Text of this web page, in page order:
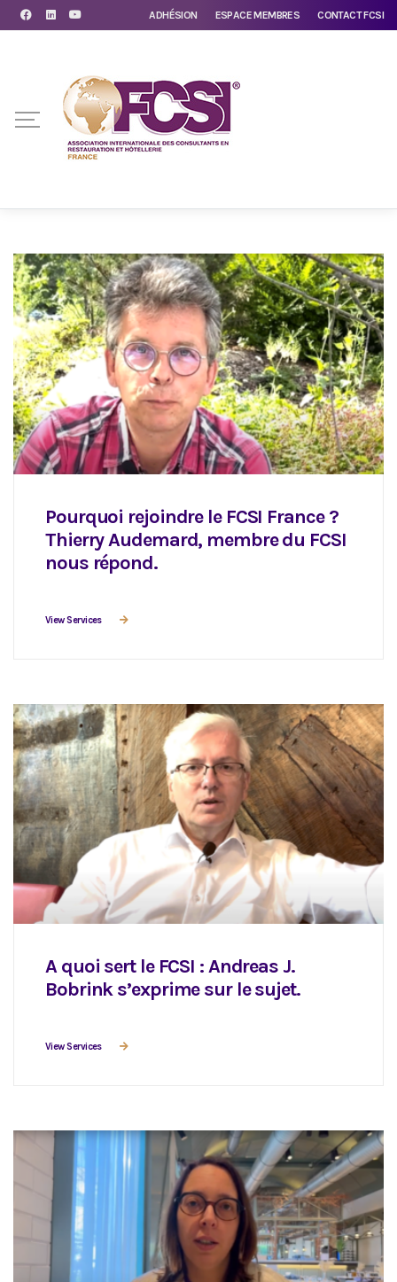
ADHÉSION ESPACE MEMBRES CONTACT FCSI
Pourquoi rejoindre le FCSI France ?
Thierry Audemard, membre du FCSI
nous répond.
View Services
A quoi sert le FCSI : Andreas J.
Bobrink s’exprime sur le sujet.
View Services